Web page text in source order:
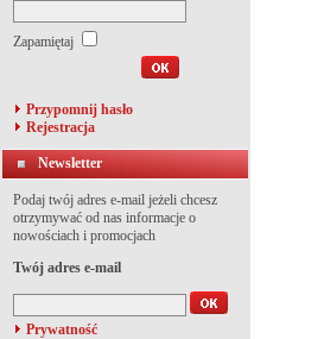
Zapamiętaj
Przypomnij hasło
Rejestracja
Newsletter
Podaj twój adres e-mail jeżeli chcesz
otrzymywać od nas informacje o
nowościach i promocjach
Twój adres e-mail
Prywatność